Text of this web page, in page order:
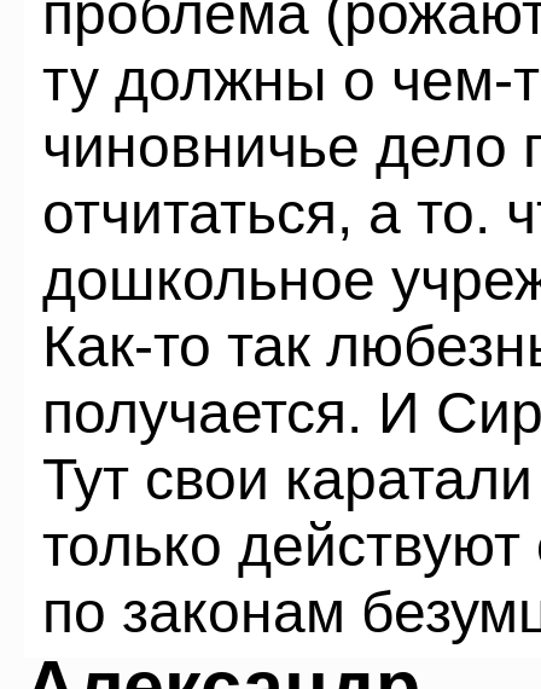
проблема
ту должны о чем-
чиновничье дело
отчитаться, а то.
дошкольное
Как-то так
получается. И
Тут свои
только
по законам